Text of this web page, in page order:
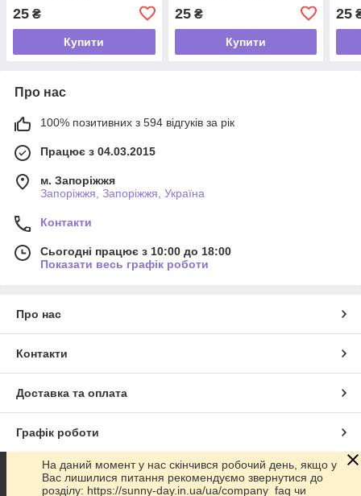
25 ₴
Купити
25₴
Купити
25
Про нас
100% позитивних з 594 відгуків за рік
Працює з 04.03.2015
м. Запоріжжя
Запоріжжя, Запоріжжя, Україна
Контакти
Сьогодні працює з 10:00 до 18:00
Показати весь графік роботи
Про нас
Контакти
Доставка та оплата
Графік роботи
Повна версія сайту
На даний момент у нас скінчився робочий день, якщо у
Вас лишилися питання рекомендуємо звернутися до
розділу: https://sunny-day.in.ua/ua/company_faq чи